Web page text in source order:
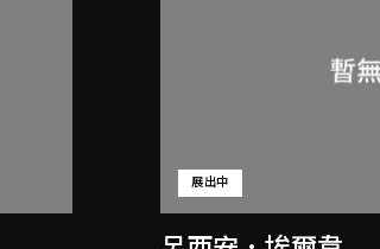
展出中